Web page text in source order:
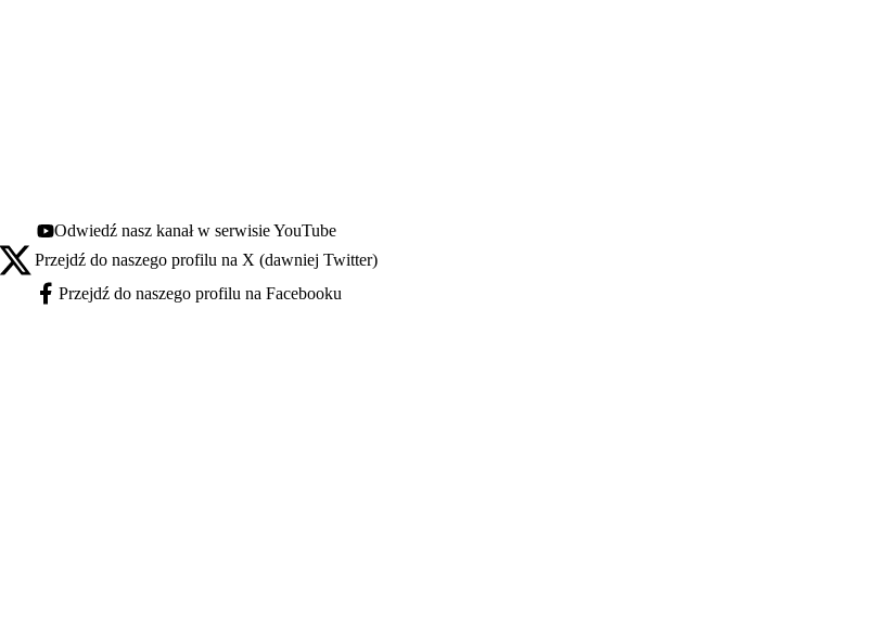
Youtube - otwiera się w nowej karcie
Odwiedź nasz kanał w serwisie YouTube
X - otwiera się w nowej karcie
Przejdź do naszego profilu na X (dawniej Twitter)
Facebook - otwiera się w nowej karcie
Przejdź do naszego profilu na Facebooku